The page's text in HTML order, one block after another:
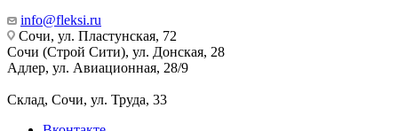
info@fleksi.ru
Сочи, ул. Пластунская, 72
Сочи (Строй Сити), ул. Донская, 28
Адлер, ул. Авиационная, 28/9
Склад, Сочи, ул. Труда, 33